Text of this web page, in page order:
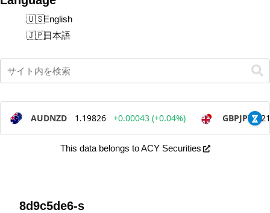
English
日本語
This data belongs to ACY Securities
8d9c5de6-s